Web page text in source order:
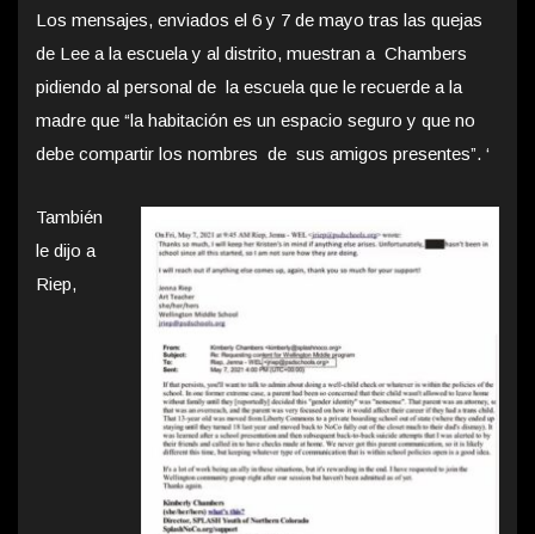
Los mensajes, enviados el 6 y 7 de mayo tras las quejas
de Lee a la escuela y al distrito, muestran a Chambers
pidiendo al personal de la escuela que le recuerde a la
madre que “la habitación es un espacio seguro y que no
debe compartir los nombres de sus amigos presentes”. ‘
También
le dijo a
Riep,